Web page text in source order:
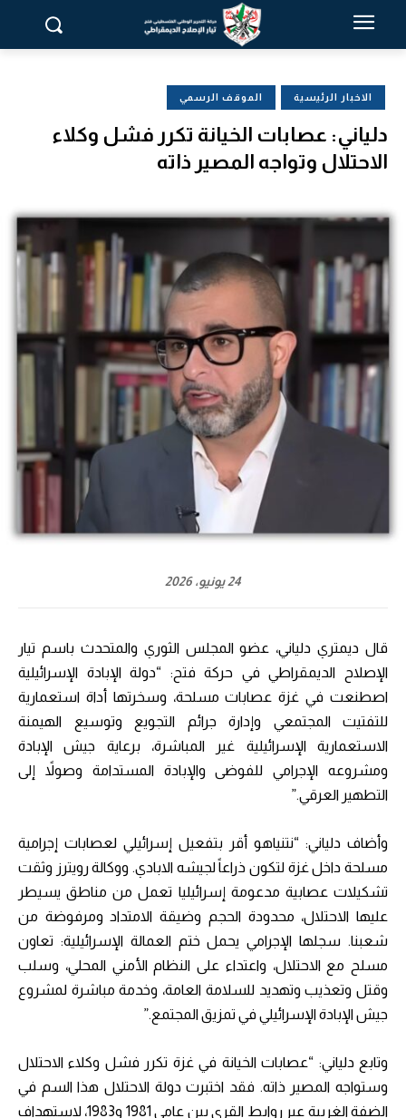
الاخبار الرئيسية الموقف الرسمي
دلياني: عصابات الخيانة تكرر فشل وكلاء
الاحتلال وتواجه المصير ذاته
24 يونيو، 2026
قال ديمتري دلياني، عضو المجلس الثوري والمتحدث باسم تيار
الإصلاح الديمقراطي في حركة فتح: “دولة الإبادة الإسرائيلية
اصطنعت في غزة عصابات مسلحة، وسخرتها أداة استعمارية
للتفتيت المجتمعي وإدارة جرائم التجويع وتوسيع الهيمنة
الاستعمارية الإسرائيلية غير المباشرة، برعاية جيش الإبادة
ومشروعه الإجرامي للفوضى والإبادة المستدامة وصولاً إلى
التطهير العرقي.”
وأضاف دلياني: “نتنياهو أقر بتفعيل إسرائيلي لعصابات إجرامية
مسلحة داخل غزة لتكون ذراعاً لجيشه الابادي. ووكالة رويترز وثقت
تشكيلات عصابية مدعومة إسرائيليا تعمل من مناطق يسيطر
عليها الاحتلال، محدودة الحجم وضيقة الامتداد ومرفوضة من
شعبنا. سجلها الإجرامي يحمل ختم العمالة الإسرائيلية: تعاون
مسلح مع الاحتلال، واعتداء على النظام الأمني المحلي، وسلب
وقتل وتعذيب وتهديد للسلامة العامة، وخدمة مباشرة لمشروع
جيش الإبادة الإسرائيلي في تمزيق المجتمع.”
وتابع دلياني: “عصابات الخيانة في غزة تكرر فشل وكلاء الاحتلال
وستواجه المصير ذاته. فقد اختبرت دولة الاحتلال هذا السم في
الضفة الغربية عبر روابط القرى بين عامي 1981 و1983، لاستهداف